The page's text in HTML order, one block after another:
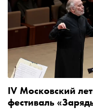
IV Московский
фестиваль